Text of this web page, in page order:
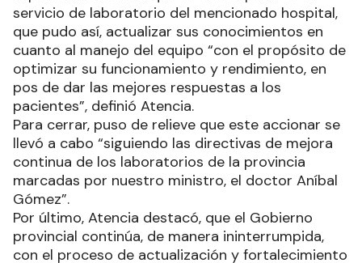
Es de destacar, que la entrega e instalación del
equipo, fue complementada con la capacitación
al personal de salud que se desempeña en el
servicio de laboratorio del mencionado hospital,
que pudo así, actualizar sus conocimientos en
cuanto al manejo del equipo “con el propósito de
optimizar su funcionamiento y rendimiento, en
pos de dar las mejores respuestas a los
pacientes”, definió Atencia.
Para cerrar, puso de relieve que este accionar se
llevó a cabo “siguiendo las directivas de mejora
continua de los laboratorios de la provincia
marcadas por nuestro ministro, el doctor Aníbal